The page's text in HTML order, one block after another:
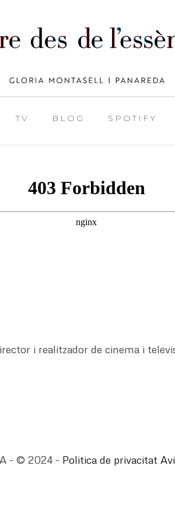
TV BLOG SPOTIFY
i realitzador de cinema i
- © 2024 - Politica de privacitat